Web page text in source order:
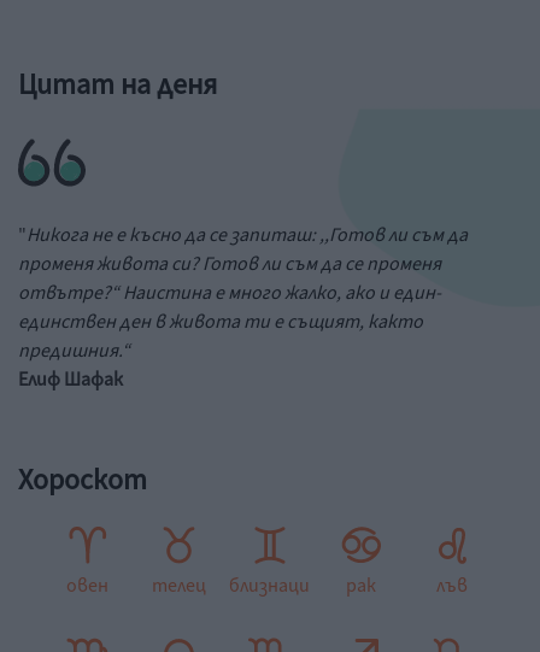
Цитат на деня
"Никога не е късно да се запиташ: ,,Готов ли съм да
променя живота си? Готов ли съм да се променя
отвътре?“ Наистина е много жалко, ако и един-
единствен ден в живота ти е същият, както
предишния.“
Елиф Шафак
Хороскот
овен телец близнаци рак лъв